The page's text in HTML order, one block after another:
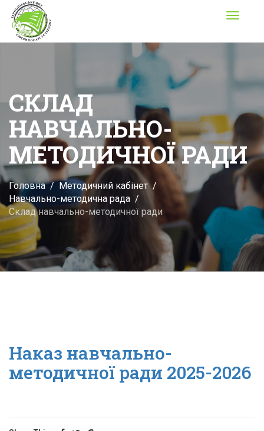
Toggle
СКЛАД
НАВЧАЛЬНО-
МЕТОДИЧНОЇ РАДИ
Головна
Методичний кабінет
Навчально-методична рада
Склад навчально-методичної ради
Наказ навчально-
методичної ради 2025-2026